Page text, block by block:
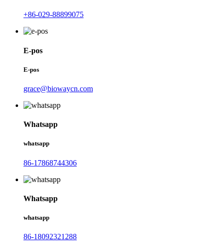
+86-029-88899075
E-pos
E-pos
grace@biowaycn.com
Whatsapp
whatsapp
86-17868744306
Whatsapp
whatsapp
86-18092321288